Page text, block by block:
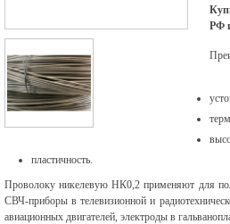
РФ
пластичность.
Проволоку никелевую НК0,2 применяют для
СВЧ-приборы в телевизионной и
авиационных двигателей, электроды в